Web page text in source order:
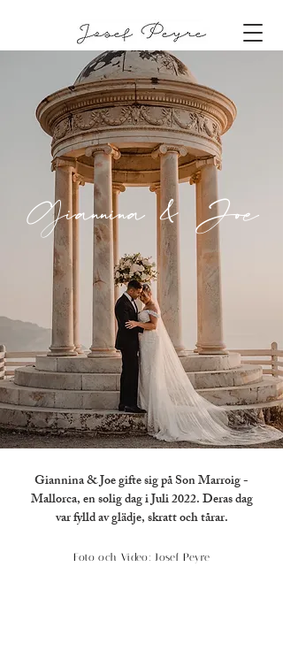
Giannina & Joe
Giannina & Joe gifte sig på Son Marroig -
Mallorca, en solig dag i Juli 2022. Deras dag
var fylld av glädje, skratt och tårar.
Foto och Video: Josef Peyre